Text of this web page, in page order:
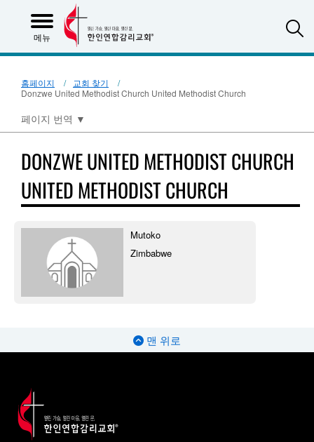
메뉴
홈페이지
교회 찾기
Donzwe United Methodist Church United Methodist Church
페이지 번역 ▼
DONZWE UNITED METHODIST CHURCH
UNITED METHODIST CHURCH
Mutoko
Zimbabwe
맨 위로